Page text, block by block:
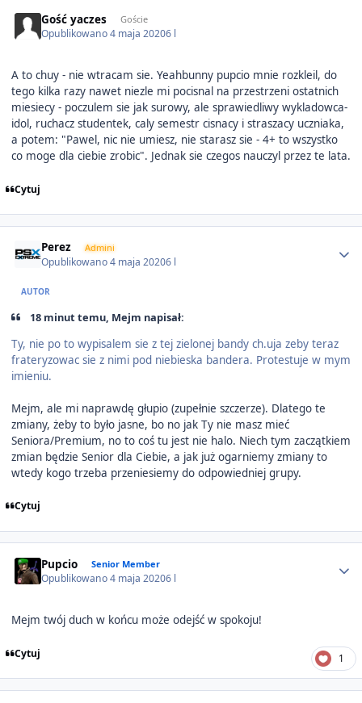
Gość yaczes Goście
Opublikowano4 maja 20206 l
A to chuy - nie wtracam sie. Yeahbunny pupcio mnie rozkleil, do
tego kilka razy nawet niezle mi pocisnal na przestrzeni ostatnich
miesiecy - poczulem sie jak surowy, ale sprawiedliwy wykladowca-
idol, ruchacz studentek, caly semestr cisnacy i straszacy uczniaka,
a potem: "Pawel, nic nie umiesz, nie starasz sie - 4+ to wszystko
co moge dla ciebie zrobic". Jednak sie czegos nauczyl przez te lata.
Cytuj
Perez Admini
Opublikowano4 maja 20206 l
AUTOR
18 minut temu, Mejm napisał:
Ty, nie po to wypisalem sie z tej zielonej bandy ch.uja zeby teraz
frateryzowac sie z nimi pod niebieska bandera. Protestuje w mym
imieniu.
Mejm, ale mi naprawdę głupio (zupełnie szczerze). Dlatego te
zmiany, żeby to było jasne, bo no jak Ty nie masz mieć
Seniora/Premium, no to coś tu jest nie halo. Niech tym zaczątkiem
zmian będzie Senior dla Ciebie, a jak już ogarniemy zmiany to
wtedy kogo trzeba przeniesiemy do odpowiedniej grupy.
Cytuj
Pupcio Senior Member
Opublikowano4 maja 20206 l
Mejm twój duch w końcu może odejść w spokoju!
Cytuj 1